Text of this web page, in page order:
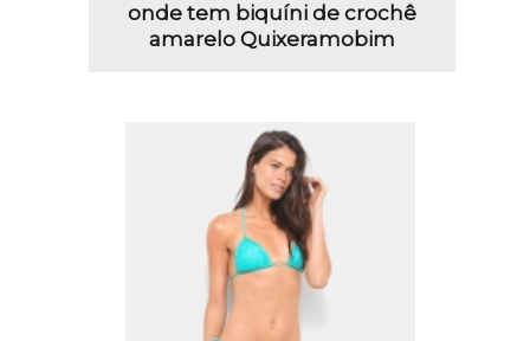
onde tem biquíni de crochê
amarelo Quixeramobim